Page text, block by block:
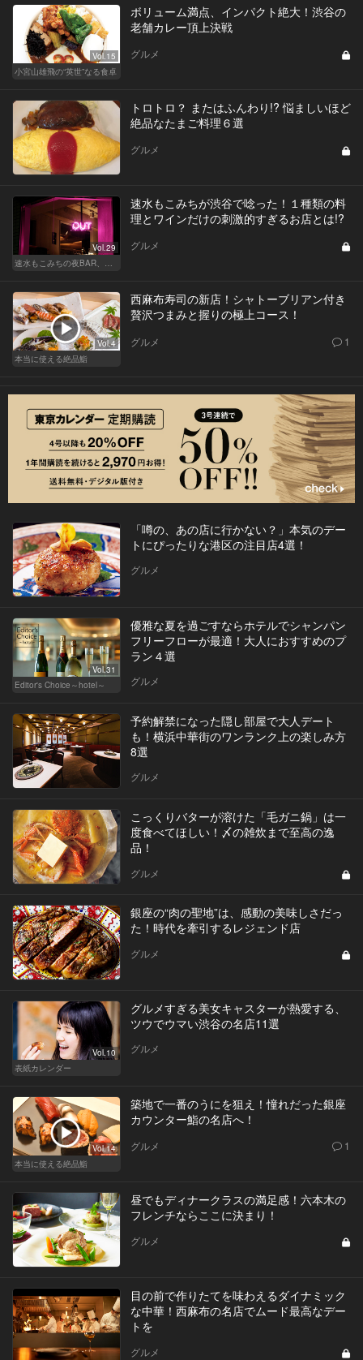
Vol.15
小宮山雄飛の“英世”なる食卓
ボリューム満点、インパクト絶大！渋谷の
老舗カレー頂上決戦
グルメ
トロトロ？ またはふんわり!? 悩ましいほど
絶品なたまご料理６選
グルメ
Vol.29
速水もこみちの夜BAR、夜メシ、夜レシピ
速水もこみちが渋谷で唸った！１種類の料
理とワインだけの刺激的すぎるお店とは!?
グルメ
Vol.4
本当に使える絶品鮨
西麻布寿司の新店！シャトーブリアン付き
贅沢つまみと握りの極上コース！
グルメ 1
「噂の、あの店に行かない？」本気のデー
トにぴったりな港区の注目店4選！
グルメ
Vol.31
Editor's Choice～hotel～
優雅な夏を過ごすならホテルでシャンパン
フリーフローが最適！大人におすすめのプ
ラン４選
グルメ
予約解禁になった隠し部屋で大人デート
も！横浜中華街のワンランク上の楽しみ方
8選
グルメ
こっくりバターが溶けた「毛ガニ鍋」は一
度食べてほしい！〆の雑炊まで至高の逸
品！
グルメ
銀座の“肉の聖地”は、感動の美味しさだっ
た！時代を牽引するレジェンド店
グルメ
Vol.10
表紙カレンダー
グルメすぎる美女キャスターが熱愛する、
ツウでウマい渋谷の名店11選
グルメ
Vol.14
本当に使える絶品鮨
築地で一番のうにを狙え！憧れだった銀座
カウンター鮨の名店へ！
グルメ 1
昼でもディナークラスの満足感！六本木の
フレンチならここに決まり！
グルメ
目の前で作りたてを味わえるダイナミック
な中華！西麻布の名店でムード最高なデー
トを
グルメ